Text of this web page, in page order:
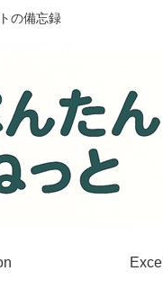
の備忘録
Excel